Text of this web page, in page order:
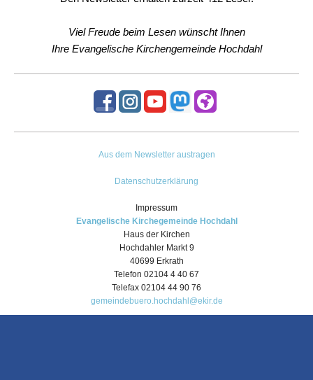
Viel Freude beim Lesen wünscht Ihnen
Ihre Evangelische Kirchengemeinde Hochdahl
Aus dem Newsletter austragen
Datenschutzerklärung
Impressum
Evangelische Kirchegemeinde Hochdahl
Haus der Kirchen
Hochdahler Markt 9
40699 Erkrath
Telefon 02104 4 40 67
Telefax 02104 44 90 76
gemeindebuero.hochdahl@ekir.de